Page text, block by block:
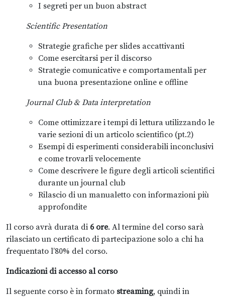
I segreti per un buon abstract
Scientific Presentation
Strategie grafiche per slides accattivanti
Come esercitarsi per il discorso
Strategie comunicative e comportamentali per
una buona presentazione online e offline
Journal Club & Data interpretation
Come ottimizzare i tempi di lettura utilizzando le
varie sezioni di un articolo scientifico (pt.2)
Esempi di esperimenti considerabili inconclusivi
e come trovarli velocemente
Come descrivere le figure degli articoli scientifici
durante un journal club
Rilascio di un manualetto con informazioni più
approfondite
Il corso avrà durata di 6 ore. Al termine del corso sarà
rilasciato un certificato di partecipazione solo a chi ha
frequentato l’80% del corso.
Indicazioni di accesso al corso
Il seguente corso è in formato streaming, quindi in